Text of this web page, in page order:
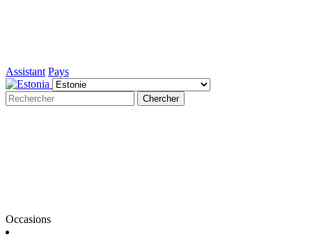
Assistant Pays
Chercher
Occasions